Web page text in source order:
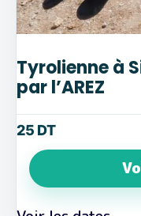
Tyrolienne à
par l’AREZ
25 DT